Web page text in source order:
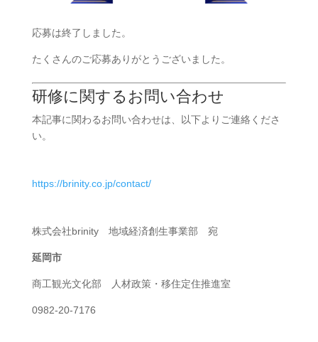
応募は終了しました。
たくさんのご応募ありがとうございました。
研修に関するお問い合わせ
本記事に関わるお問い合わせは、以下よりご連絡くださ
い。
https://brinity.co.jp/contact/
株式会社brinity 地域経済創生事業部 宛
延岡市
商工観光文化部 人材政策・移住定住推進室
0982-20-7176